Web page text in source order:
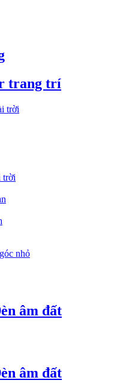
trang trí
trời
trời
nhỏ
âm đất
âm đất